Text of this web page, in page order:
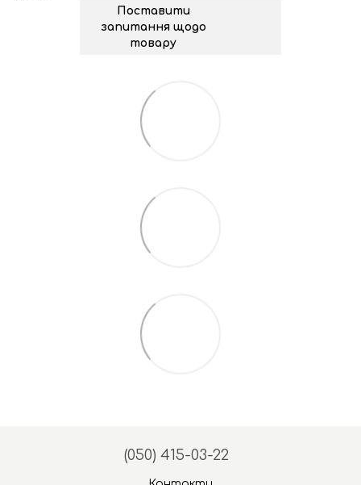
Поставити
запитання щодо
товару
(050) 415-03-22